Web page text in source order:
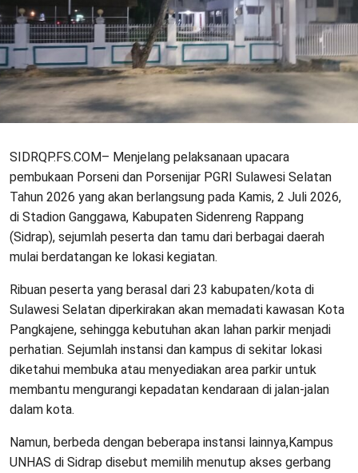
SIDRQP.FS.COM– Menjelang pelaksanaan upacara
pembukaan Porseni dan Porsenijar PGRI Sulawesi Selatan
Tahun 2026 yang akan berlangsung pada Kamis, 2 Juli 2026,
di Stadion Ganggawa, Kabupaten Sidenreng Rappang
(Sidrap), sejumlah peserta dan tamu dari berbagai daerah
mulai berdatangan ke lokasi kegiatan.
Ribuan peserta yang berasal dari 23 kabupaten/kota di
Sulawesi Selatan diperkirakan akan memadati kawasan Kota
Pangkajene, sehingga kebutuhan akan lahan parkir menjadi
perhatian. Sejumlah instansi dan kampus di sekitar lokasi
diketahui membuka atau menyediakan area parkir untuk
membantu mengurangi kepadatan kendaraan di jalan-jalan
dalam kota.
Namun, berbeda dengan beberapa instansi lainnya,Kampus
UNHAS di Sidrap disebut memilih menutup akses gerbang